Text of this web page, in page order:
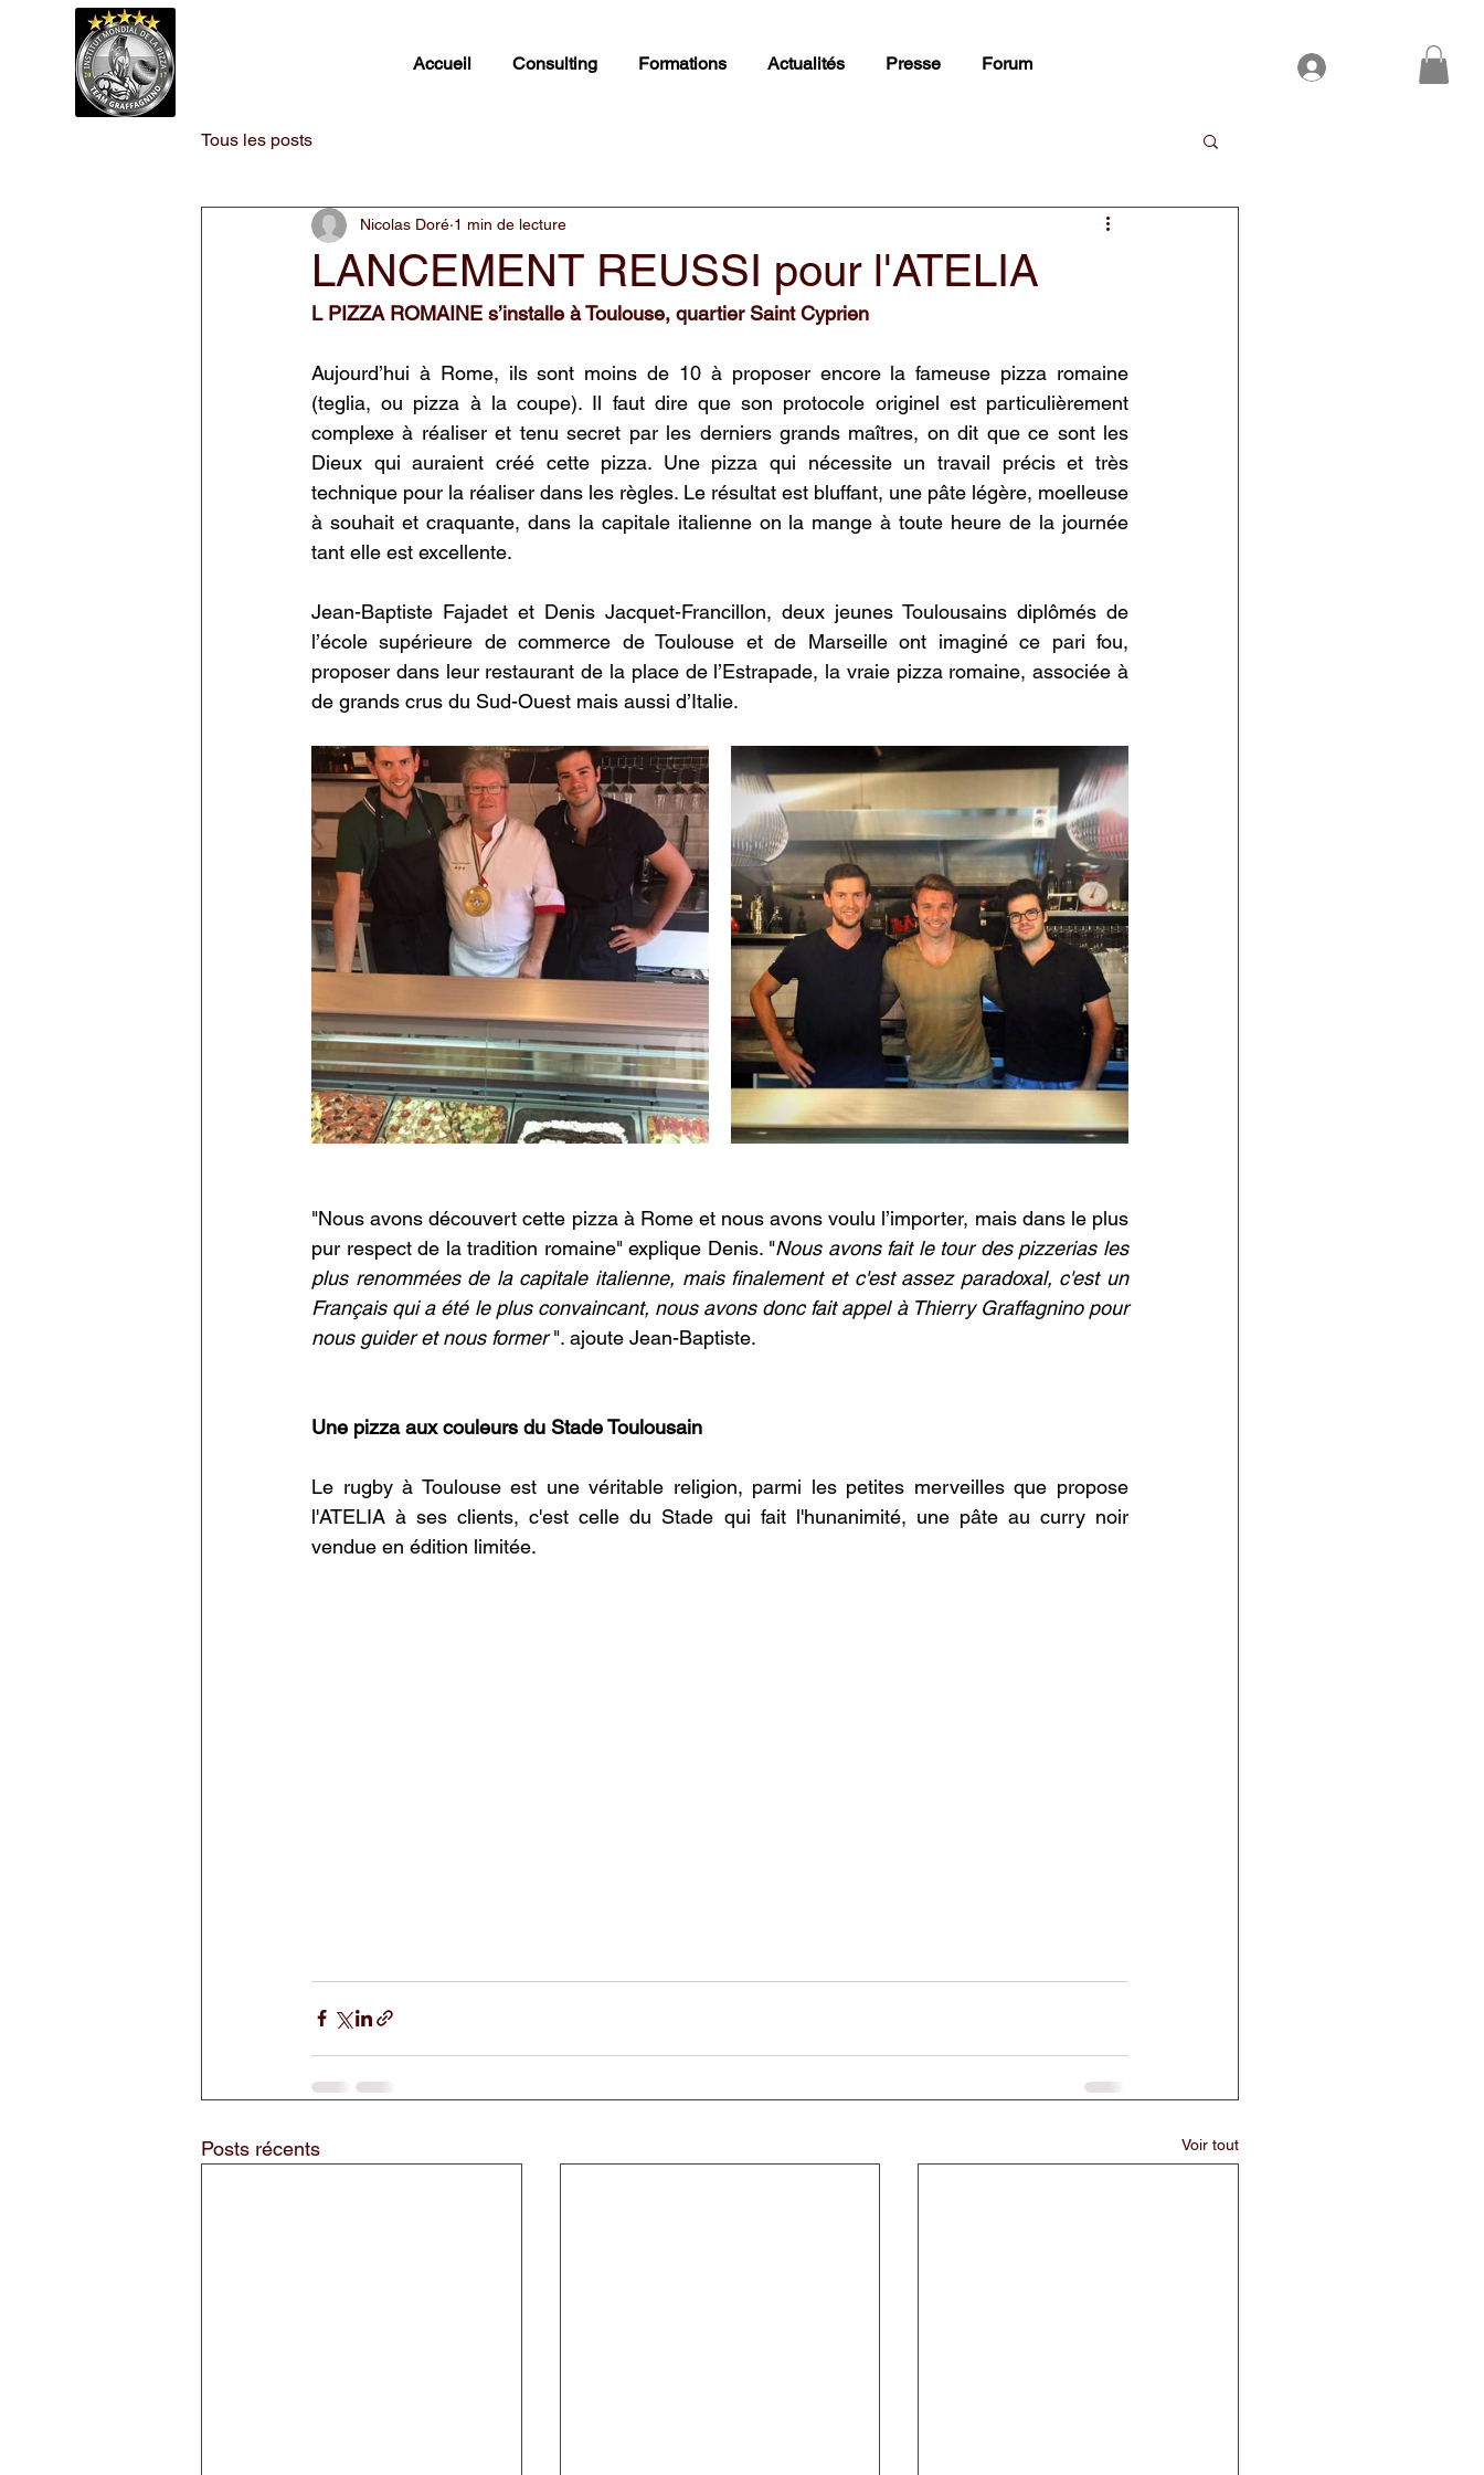
Accueil Consulting Formations Actualités Presse Forum Se connecter
Tous les posts
LANCEMENT REUSSI pour l'ATELIA
Nicolas Doré 1 min de lecture
L PIZZA ROMAINE s’installe à Toulouse, quartier Saint Cyprien
Aujourd’hui à Rome, ils sont moins de 10 à proposer encore la fameuse pizza romaine
(teglia, ou pizza à la coupe). Il faut dire que son protocole originel est particulièrement
complexe à réaliser et tenu secret par les derniers grands maîtres, on dit que ce sont les
Dieux qui auraient créé cette pizza. Une pizza qui nécessite un travail précis et très
technique pour la réaliser dans les règles. Le résultat est bluffant, une pâte légère, moelleuse
à souhait et craquante, dans la capitale italienne on la mange à toute heure de la journée
tant elle est excellente.
Jean-Baptiste Fajadet et Denis Jacquet-Francillon, deux jeunes Toulousains diplômés de
l’école supérieure de commerce de Toulouse et de Marseille ont imaginé ce pari fou,
proposer dans leur restaurant de la place de l’Estrapade, la vraie pizza romaine, associée à
de grands crus du Sud-Ouest mais aussi d’Italie.
"Nous avons découvert cette pizza à Rome et nous avons voulu l’importer, mais dans le plus
pur respect de la tradition romaine" explique Denis. "Nous avons fait le tour des pizzerias les
plus renommées de la capitale italienne, mais finalement et c'est assez paradoxal, c'est un
Français qui a été le plus convaincant, nous avons donc fait appel à Thierry Graffagnino pour
nous guider et nous former ". ajoute Jean-Baptiste.
Une pizza aux couleurs du Stade Toulousain
Le rugby à Toulouse est une véritable religion, parmi les petites merveilles que propose
l'ATELIA à ses clients, c'est celle du Stade qui fait l'hunanimité, une pâte au curry noir
vendue en édition limitée.
Posts récents Voir tout